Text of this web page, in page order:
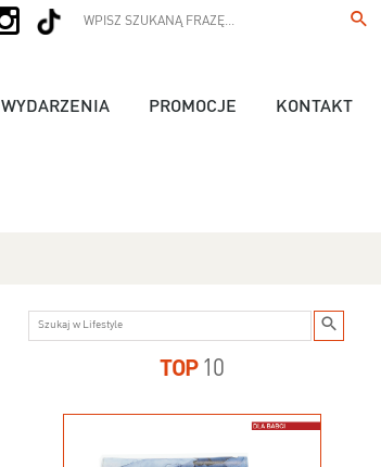
WYDARZENIA PROMOCJE KONTAKT
TOP10